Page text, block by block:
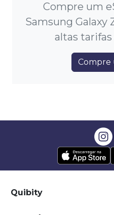
Compre um
Samsung Galaxy
altas
Compre
Quibity